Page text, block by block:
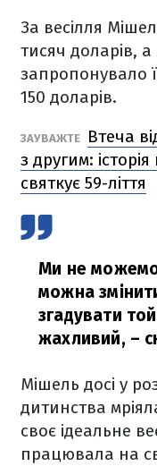
За весілля
тисяч доларів,
запропонувало
150 доларів.
ЗАУВАЖТЕ
Втеча
з другим:
святкує 59-ліття
Ми не можемо
можна
згадувати
жахливий, –
Мішель досі у
дитинства
своє ідеальне
працювала на